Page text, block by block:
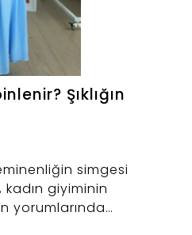
Şıklığın
simgesi
giyiminin
yorumlarında